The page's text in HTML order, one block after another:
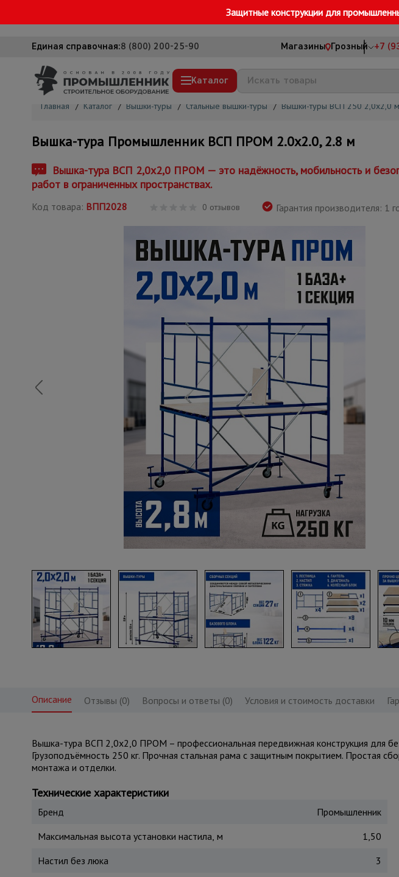
Защитные конструкции для
Единая справочная:8 (800) 200-25-90 Магазины Грозный +7
Каталог
Вышки-туры
Подмости строительные
Сетка, тенты, брезенты
Строительные подъемники
Грузоподъемное оборудование
Мусоропровод строительный
Фанера ламинированная
Опалубка
Вибротехника для строительства
Оборудование для работы с арматурой
Оборудование для бетонных работ
Техника для склада
Тачки строительные и садовые
Лестницы и стремянки
Штукатурные комплекты
Сварочные аппараты
Тепловые пушки
Металл и металлообработка
Главная / Каталог / Вышки-туры / Стальные вышки-туры / Вышки-туры ВСП 250 2,0х2,0 м
Вышка-тура Промышленник ВСП ПРОМ 2.0х2.0, 2.8 м
Вышка-тура ВСП 2,0x2,0 ПРОМ — это надёжность, мобильность и
работ в ограниченных пространствах.
Код товара: ВПП2028 0 отзывов Гарантия производителя: 1
Описание Отзывы (0) Вопросы и ответы (0) Условия и стоимость доставки
Вышка-тура ВСП 2,0x2,0 ПРОМ – профессиональная передвижная конструкция для
Грузоподъёмность 250 кг. Прочная стальная рама с защитным покрытием. Простая
монтажа и отделки.
Технические характеристики
Бренд
Промышленник
Максимальная высота установки настила, м
1,50
Настил без люка
3